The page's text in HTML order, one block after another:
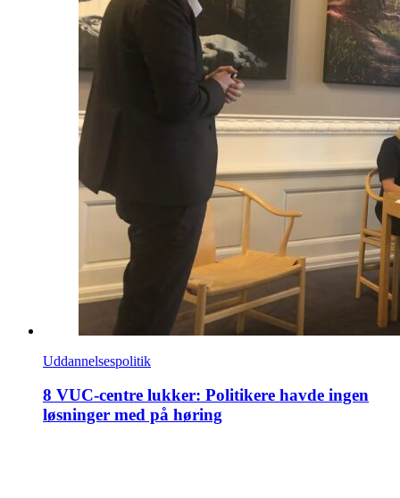
Uddannelsespolitik
8 VUC-centre lukker: Politikere havde ingen
løsninger med på høring